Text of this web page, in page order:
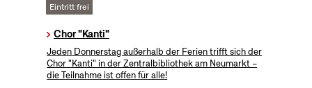
Eintritt frei
Chor "Kanti"
Jeden Donnerstag außerhalb der Ferien trifft sich der
Chor "Kanti" in der Zentralbibliothek am Neumarkt –
die Teilnahme ist offen für alle!